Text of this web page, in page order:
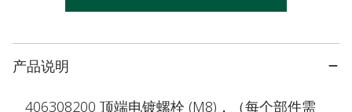
产品说明
406308200 顶端电镀螺栓 (M8)，（每个部件需